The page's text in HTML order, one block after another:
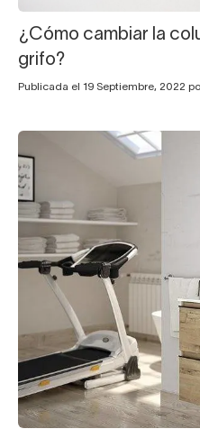
¿Cómo cambiar la
grifo?
Publicada el 19 Septiembre, 2022